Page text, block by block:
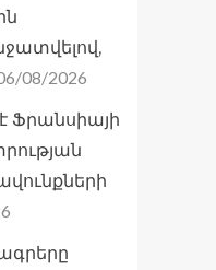
08/2026
Ֆրանսիայի